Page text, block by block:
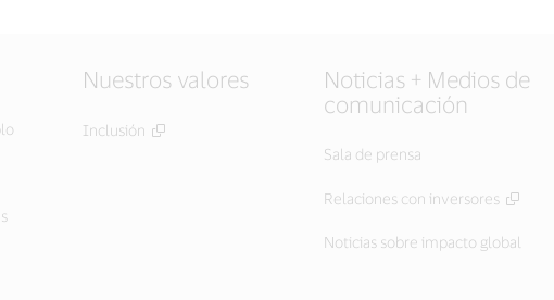
Nuestros valores
Inclusión
Noticias + Medios de
comunicación
Sala de prensa
Relaciones con inversores
Noticias sobre impacto global